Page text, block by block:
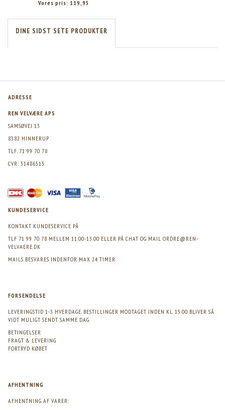
Vores pris: 119,95
DINE SIDST SETE PRODUKTER
ADRESSE
REN VELVÆRE APS
SAMSØVEJ 13
8382 HINNERUP
TLF. 71 99 70 78
CVR: 31486513
KUNDESERVICE
KONTAKT KUNDESERVICE PÅ
TLF 71 99 70 78 MELLEM 11.00-13.00 ELLER PÅ CHAT OG MAIL ORDRE@REN-
VELVAERE.DK
MAILS BESVARES INDENFOR MAX 24 TIMER
FORSENDELSE
LEVERINGSTID 1-3 HVERDAGE. BESTILLINGER MODTAGET INDEN KL. 15.00 BLIVER SÅ
VIDT MULIGT SENDT SAMME DAG
BETINGELSER
FRAGT & LEVERING
FORTRYD KØBET
AFHENTNING
AFHENTNING AF VARER: